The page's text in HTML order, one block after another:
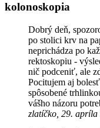
kolonoskopia
Dobrý deň,
po stolici krv na
neprichádza po
rektoskopiu -
nič podceniť, ale
Pocitujem aj
spôsobené
vášho názoru
zlatíčko, 29. apríla